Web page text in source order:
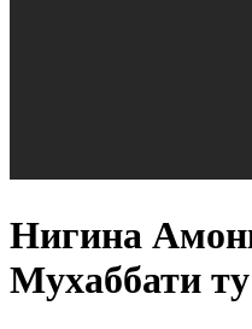
Нигина
Мухаббати ту